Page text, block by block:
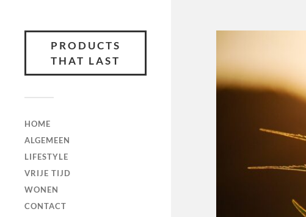
PRODUCTS
THAT LAST
HOME
ALGEMEEN
LIFESTYLE
VRIJE TIJD
WONEN
CONTACT